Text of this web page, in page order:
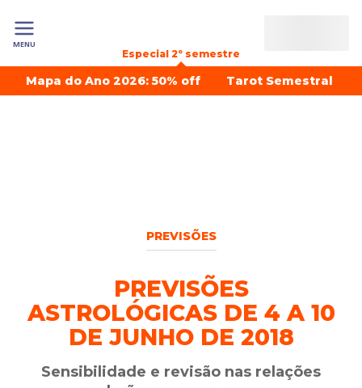
MENU
Especial 2º semestre
Mapa do Ano 2026: 50% off Tarot Semestral
PREVISÕES
PREVISÕES
ASTROLÓGICAS DE 4 A 10
DE JUNHO DE 2018
Sensibilidade e revisão nas relações